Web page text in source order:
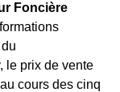
Foncière
le prix de vente
cours des cinq